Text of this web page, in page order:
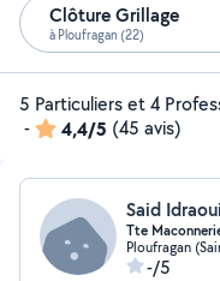
Clôture Grillage
à Ploufragan (22)
5 Particuliers et 4
-
4,4/5 (45 avis)
Said
Tte
Ploufragan
-/5